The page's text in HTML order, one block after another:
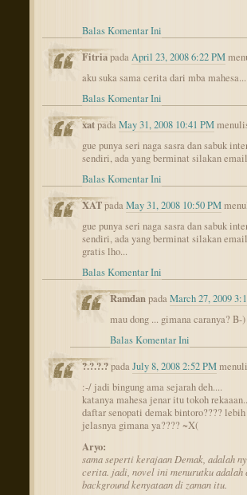
Balas Komentar Ini
FitriapadaApril 23, 2008 6:22 PM
aku suka sama cerita dari mba mahesa....
Balas Komentar Ini
xatpadaMay 31, 2008 10:41 PM
gue punya seri naga sasra dan sabuk
sendiri, ada yang berminat silakan
Balas Komentar Ini
XATpadaMay 31, 2008 10:50 PM
gue punya seri naga sasra dan sabuk
sendiri, ada yang berminat silakan
gratis lho...
Balas Komentar Ini
RamdanpadaMarch 27, 2009
mau dong ... gimana caranya? B-)
Balas Komentar Ini
?.?.?.?padaJuly 8, 2008 2:52 PM
:-/ jadi bingung ama sejarah deh....
katanya mahesa jenar itu tokoh
daftar senopati demak bintoro????
jelasnya gimana ya???? ~X(
Aryo:
sama seperti kerajaan Demak, adalah
cerita. jadi, novel ini menurutku adalah
background kenyataan di zaman itu.